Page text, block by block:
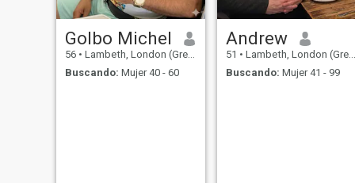
Golbo Michel
56 • Lambeth, London (Greater), Reino Unido
Buscando: Mujer 40 - 60
Andrew
51 • Lambeth, London (Greater), Reino Unido
Buscando: Mujer 41 - 99